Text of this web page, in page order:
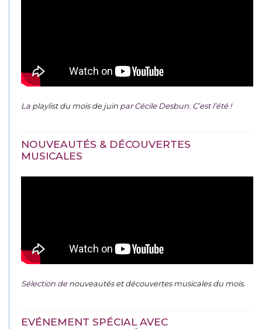
La playlist du mois de juin par Cécile Desbun. C’est l’été !
NOUVEAUTÉS & DÉCOUVERTES
MUSICALES
Sélection denouveautés et découvertes musicales du mois.
EVÉNEMENT SPÉCIAL AVEC